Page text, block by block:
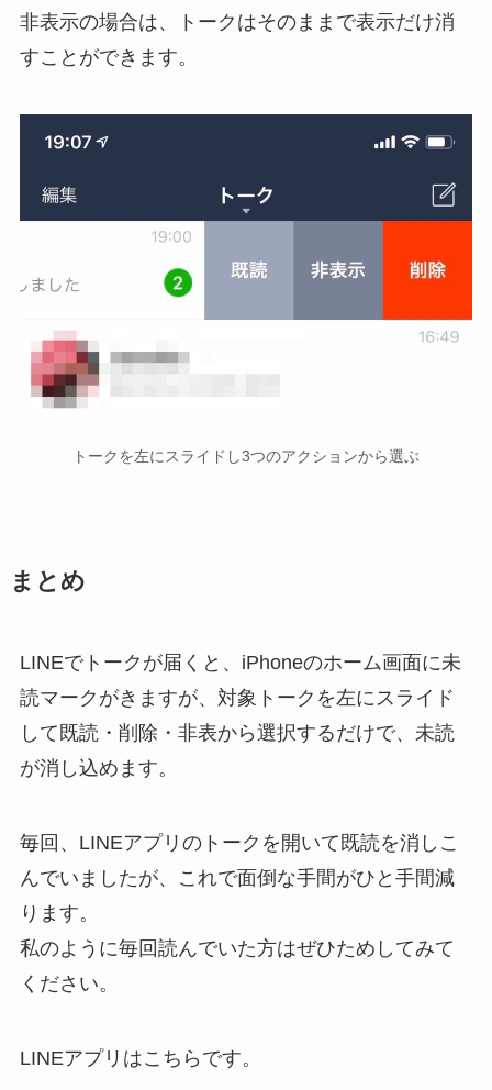
非表示の場合は、トークはそのままで表示だけ消
すことができます。
トークを左にスライドし3つのアクションから選ぶ
まとめ
LINEでトークが届くと、iPhoneのホーム画面に未
読マークがきますが、対象トークを左にスライド
して既読・削除・非表から選択するだけで、未読
が消し込めます。
毎回、LINEアプリのトークを開いて既読を消しこ
んでいましたが、これで面倒な手間がひと手間減
ります。
私のように毎回読んでいた方はぜひためしてみて
ください。
LINEアプリはこちらです。